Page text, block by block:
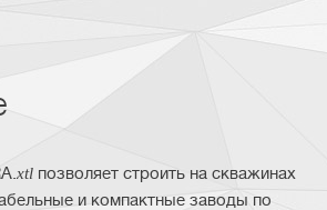
xtl позволяет строить на скважинах
и компактные заводы по